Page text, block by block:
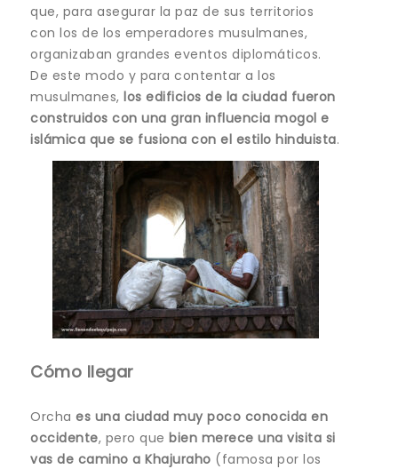
que, para asegurar la paz de sus territorios
con los de los emperadores musulmanes,
organizaban grandes eventos diplomáticos.
De este modo y para contentar a los
musulmanes, los edificios de la ciudad fueron
construidos con una gran influencia mogol e
islámica que se fusiona con el estilo hinduista.
Cómo llegar
Orcha es una ciudad muy poco conocida en
occidente, pero que bien merece una visita si
vas de camino a Khajuraho (famosa por los